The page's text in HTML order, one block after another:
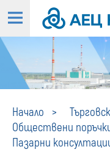
Начало
Обществени
Пазарни